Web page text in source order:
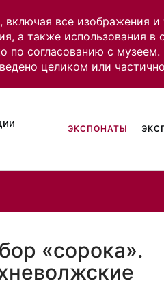
все изображения
а также использования
по согласованию с
целиком или
ЭКСПОНАТЫ
«сорока».